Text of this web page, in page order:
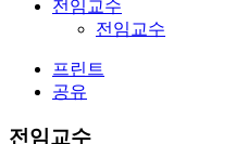
전임교수
전임교수
프린트
공유
전임교수